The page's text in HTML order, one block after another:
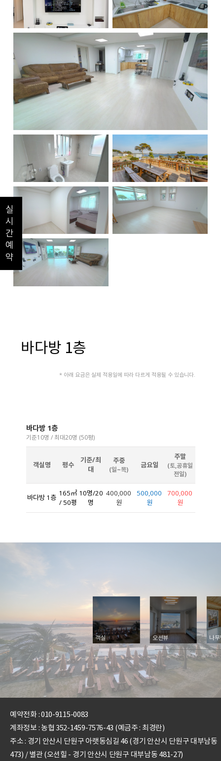
실시간예약
바다방 1층
* 아래 요금은 실제 적용일에 따라 다르게 적용될 수 있습니다.
바다방 1층
기준10명 / 최대20명 (50평)
객실명 평수
기준/최
대
주중
(일~목)
금요일
주말
(토,공휴일
전일)
바다방 1층 165㎡
/ 50평
10명/20
명
400,000
원
500,000
원
700,000
원
바다방 2층 객실 오션뷰 나
예약전화 :010-9115-0083
계좌정보 : 농협 352-1459-7576-43 (예금주 : 최경란)
주소 : 경기 안산시 단원구 아랫동심길 46 (경기 안산시 단원구 대부남동
473) / 별관 (오션힐 - 경기 안산시 단원구 대부남동 481-27)
실시간예약